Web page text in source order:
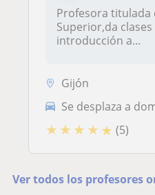
Profesora titulada
Superior,da
introducción a...
Gijón
Se desplaza a
★ ★ ★ ★ ★ (5)
Ver todos los profesores